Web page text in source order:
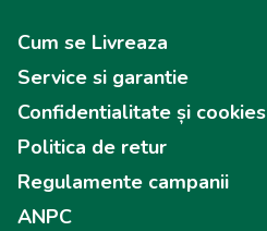
Cum se Livreaza
Service si garantie
Confidentialitate și cookies
Politica de retur
Regulamente campanii
ANPC